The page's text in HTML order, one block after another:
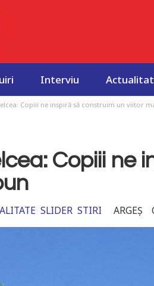
Interviu
Copiii ne inspiră să construim un viitor
Copiii ne
SLIDER STIRI ARGEȘ